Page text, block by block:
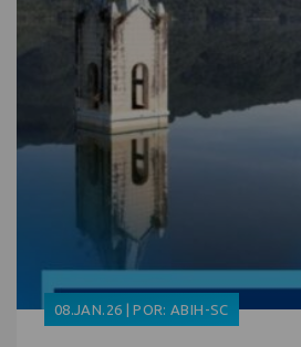
08.JAN.26 | POR: ABIH-SC